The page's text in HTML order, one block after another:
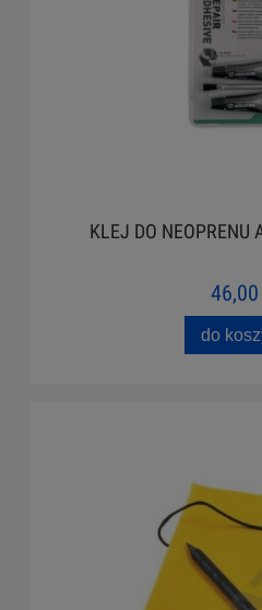
KLEJ DO NEOPRENU
46,00
do